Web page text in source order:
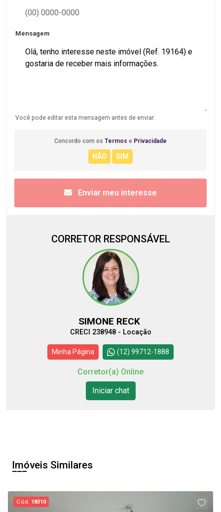
Mensagem
Você pode editar esta mensagem antes de enviar.
Concordo com os Termos e Privacidade
Enviar meu interesse
CORRETOR RESPONSÁVEL
SIMONE RECK
CRECI 238948 - Locação
Minha Página (12) 99712-1888
Corretor(a) Online
Iniciar chat
Imóveis Similares
Cód. 18310